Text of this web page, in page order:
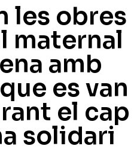
les obres
maternal
amb
es van
el cap
solidari